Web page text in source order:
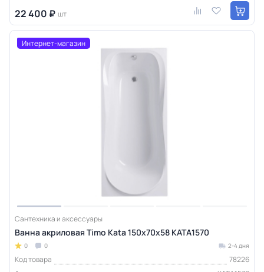
22 400 ₽ шт
Интернет-магазин
Сантехника и аксессуары
Ванна акриловая Timo Kata 150х70х58 KATA1570
0 0 2-4 дня
Код товара
78226